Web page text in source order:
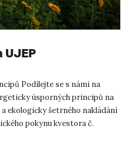
UJEP
Podílejte se s námi na
úsporných principů na
ekologicky šetrného nakládání
pokynu kvestora č.